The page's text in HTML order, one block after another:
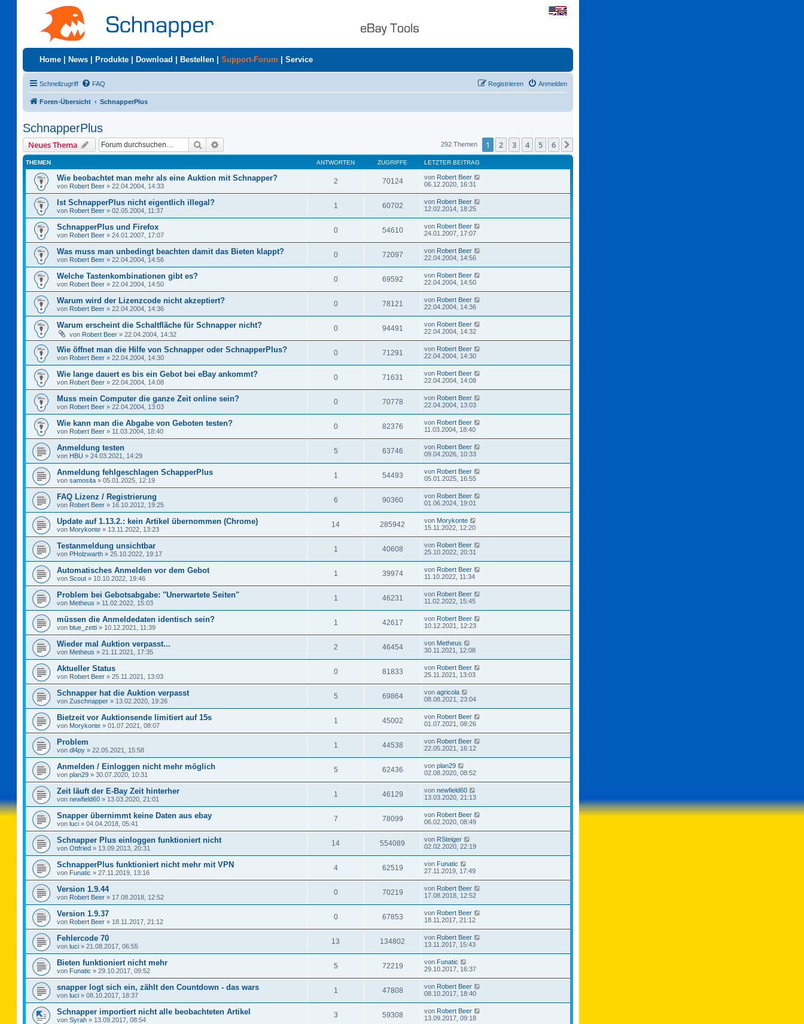
Home News Produkte Download Bestellen Support-Forum Service
Schnellzugriff FAQ Anmelden
Registrieren
Foren-Übersicht SchnapperPlus
SchnapperPlus
Neues Thema Suche 292 Themen 1 2 3 4 5 6
THEMEN ANTWORTEN ZUGRIFFE LETZTER BEITRAG
Wie beobachtet man mehr als eine Auktion mit Schnapper?
von Robert Beer » 22.04.2004, 14:33
2 70124 von Robert Beer
06.12.2020, 16:31
Ist SchnapperPlus nicht eigentlich illegal?
von Robert Beer » 02.05.2004, 11:37
1 60702 von Robert Beer
12.02.2014, 18:25
SchnapperPlus und Firefox
von Robert Beer » 24.01.2007, 17:07
0 54610 von Robert Beer
24.01.2007, 17:07
Was muss man unbedingt beachten damit das Bieten klappt?
von Robert Beer » 22.04.2004, 14:56
0 72097 von Robert Beer
22.04.2004, 14:56
Welche Tastenkombinationen gibt es?
von Robert Beer » 22.04.2004, 14:50
0 69592 von Robert Beer
22.04.2004, 14:50
Warum wird der Lizenzcode nicht akzeptiert?
von Robert Beer » 22.04.2004, 14:36
0 78121 von Robert Beer
22.04.2004, 14:36
Warum erscheint die Schaltfläche für Schnapper nicht?
von Robert Beer » 22.04.2004, 14:32
0 94491 von Robert Beer
22.04.2004, 14:32
Wie öffnet man die Hilfe von Schnapper oder SchnapperPlus?
von Robert Beer » 22.04.2004, 14:30
0 71291 von Robert Beer
22.04.2004, 14:30
Wie lange dauert es bis ein Gebot bei eBay ankommt?
von Robert Beer » 22.04.2004, 14:08
0 71631 von Robert Beer
22.04.2004, 14:08
Muss mein Computer die ganze Zeit online sein?
von Robert Beer » 22.04.2004, 13:03
0 70778 von Robert Beer
22.04.2004, 13:03
Wie kann man die Abgabe von Geboten testen?
von Robert Beer » 11.03.2004, 18:40
0 82376 von Robert Beer
11.03.2004, 18:40
Anmeldung testen
von HBU » 24.03.2021, 14:29
5 63746 von Robert Beer
09.04.2026, 10:33
Anmeldung fehlgeschlagen SchapperPlus
von samosita » 05.01.2025, 12:19
1 54493 von Robert Beer
05.01.2025, 16:55
FAQ Lizenz / Registrierung
von Robert Beer » 16.10.2012, 19:25
6 90360 von Robert Beer
01.06.2024, 19:01
Update auf 1.13.2.: kein Artikel übernommen (Chrome)
von Morykonte » 13.11.2022, 13:23
14 285942 von Morykonte
15.11.2022, 12:20
Testanmeldung unsichtbar
von PHolzwarth » 25.10.2022, 19:17
1 40608 von Robert Beer
25.10.2022, 20:31
Automatisches Anmelden vor dem Gebot
von Scout » 10.10.2022, 19:46
1 39974 von Robert Beer
11.10.2022, 11:34
Problem bei Gebotsabgabe: "Unerwartete Seiten"
von Metheus » 11.02.2022, 15:03
1 46231 von Robert Beer
11.02.2022, 15:45
müssen die Anmeldedaten identisch sein?
von blue_zetti » 10.12.2021, 11:39
1 42617 von Robert Beer
10.12.2021, 12:23
Wieder mal Auktion verpasst...
von Metheus » 21.11.2021, 17:35
2 46454 von Metheus
30.11.2021, 12:08
Aktueller Status
von Robert Beer » 25.11.2021, 13:03
0 81833 von Robert Beer
25.11.2021, 13:03
Schnapper hat die Auktion verpasst
von Zuschnapper » 13.02.2020, 19:26
5 69864 von agricola
08.08.2021, 23:04
Bietzeit vor Auktionsende limitiert auf 15s
von Morykonte » 01.07.2021, 08:07
1 45002 von Robert Beer
01.07.2021, 08:26
Problem
von dl4py » 22.05.2021, 15:58
1 44538 von Robert Beer
22.05.2021, 16:12
Anmelden / Einloggen nicht mehr möglich
von plan29 » 30.07.2020, 10:31
5 62436 von plan29
02.08.2020, 08:52
Zeit läuft der E-Bay Zeit hinterher
von newfield60 » 13.03.2020, 21:01
1 46129 von newfield60
13.03.2020, 21:13
Snapper übernimmt keine Daten aus ebay
von luci » 04.04.2018, 05:41
7 78099 von Robert Beer
06.02.2020, 08:49
Schnapper Plus einloggen funktioniert nicht
von Ottfried » 13.09.2013, 20:31
14 554089 von RSteiger
02.02.2020, 22:19
SchnapperPlus funktioniert nicht mehr mit VPN
von Funatic » 27.11.2019, 13:16
4 62519 von Funatic
27.11.2019, 17:49
Version 1.9.44
von Robert Beer » 17.08.2018, 12:52
0 70219 von Robert Beer
17.08.2018, 12:52
Version 1.9.37
von Robert Beer » 18.11.2017, 21:12
0 67853 von Robert Beer
18.11.2017, 21:12
Fehlercode 70
von luci » 21.08.2017, 06:55
13 134802 von Robert Beer
13.11.2017, 15:43
Bieten funktioniert nicht mehr
von Funatic » 29.10.2017, 09:52
5 72219 von Funatic
29.10.2017, 16:37
snapper logt sich ein, zählt den Countdown - das wars
von luci » 08.10.2017, 18:37
1 47808 von Robert Beer
08.10.2017, 18:40
Schnapper importiert nicht alle beobachteten Artikel
von Syrah » 13.09.2017, 08:54
3 59308 von Robert Beer
13.09.2017, 09:18